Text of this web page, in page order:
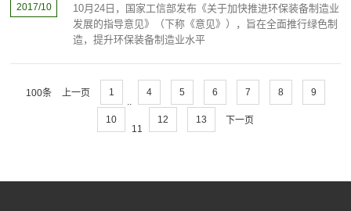
2017/10
10月24日，国家工信部发布《关于加快推进环保装备制造业
发展的指导意见》（下称《意见》），旨在全面推行绿色制
造，提升环保装备制造业水平
100条 上一页
1
4 5 6 7 8 9
10
11
12 13 下一页